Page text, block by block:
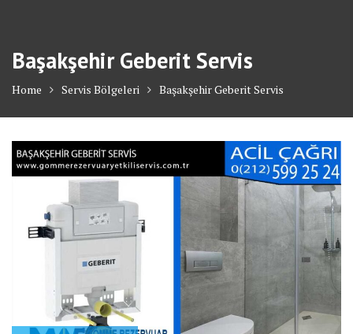
Başakşehir Geberit Servis
Home Servis Bölgeleri Başakşehir Geberit Servis